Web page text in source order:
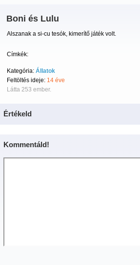
Boni és Lulu
Alszanak a si-cu tesók, kimerítő játék volt.
Címkék:
Kategória: Állatok
Feltöltés ideje: 14 éve
Látta 253 ember.
Értékeld
Kommentáld!